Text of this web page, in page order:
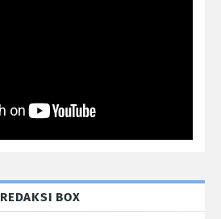
REDAKSI BOX